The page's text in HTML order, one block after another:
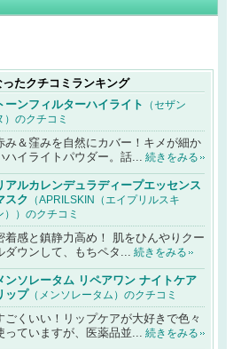
たクチコミランキング
ーンフィルターハイライト
（セザン
）のクチコミ
み＆窪みを自然にカバー！キメが細か
ハイライトパウダー。話... 続きをみる
アルカレンデュラディープエッセンス
スク （APRILSKIN（エイプリルスキ
））のクチコミ
着感と鎮静力高め！ 肌をひんやりクー
ダウンして、もちペタ... 続きをみる
ンソレータム リペアワン ナイトケア
ップ（メンソレータム）のクチコミ
ごくいい！リップケアが大好きで色々
っていますが、医薬品並... 続きをみる